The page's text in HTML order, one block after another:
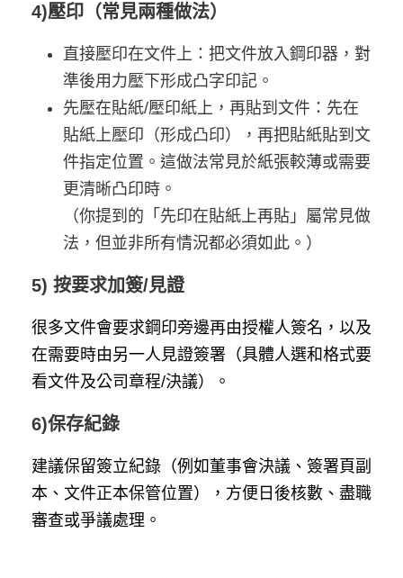
4)壓印（常見兩種做法）
直接壓印在文件上：把文件放入鋼印器，對
準後用力壓下形成凸字印記。
先壓在貼紙/壓印紙上，再貼到文件：先在
貼紙上壓印（形成凸印），再把貼紙貼到文
件指定位置。這做法常見於紙張較薄或需要
更清晰凸印時。
（你提到的「先印在貼紙上再貼」屬常見做
法，但並非所有情況都必須如此。）
5) 按要求加簽/見證
很多文件會要求鋼印旁邊再由授權人簽名，以及
在需要時由另一人見證簽署（具體人選和格式要
看文件及公司章程/決議）。
6)保存紀錄
建議保留簽立紀錄（例如董事會決議、簽署頁副
本、文件正本保管位置），方便日後核數、盡職
審查或爭議處理。